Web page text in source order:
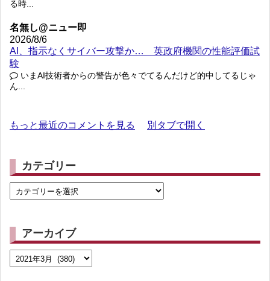
る時...
名無し@ニュー即
2026/8/6
AI、指示なくサイバー攻撃か… 英政府機関の性能評価試
験
いまAI技術者からの警告が色々でてるんだけど的中してるじゃ
ん...
もっと最近のコメントを見る 別タブで開く
カテゴリー
アーカイブ